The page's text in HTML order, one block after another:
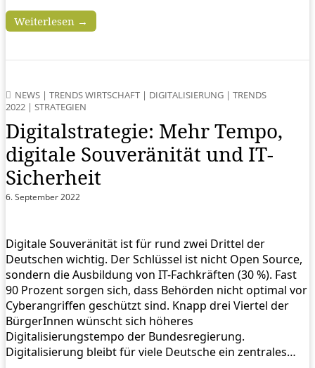
Weiterlesen →
NEWS | TRENDS WIRTSCHAFT | DIGITALISIERUNG | TRENDS
2022 | STRATEGIEN
Digitalstrategie: Mehr Tempo,
digitale Souveränität und IT-
Sicherheit
6. September 2022
Digitale Souveränität ist für rund zwei Drittel der
Deutschen wichtig. Der Schlüssel ist nicht Open Source,
sondern die Ausbildung von IT-Fachkräften (30 %). Fast
90 Prozent sorgen sich, dass Behörden nicht optimal vor
Cyberangriffen geschützt sind. Knapp drei Viertel der
BürgerInnen wünscht sich höheres
Digitalisierungstempo der Bundesregierung.
Digitalisierung bleibt für viele Deutsche ein zentrales…